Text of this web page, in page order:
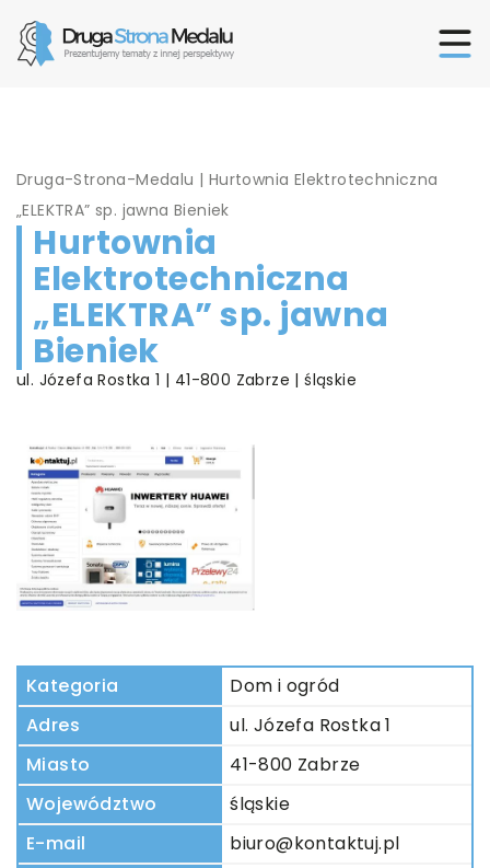
Druga-Strona-Medalu | Hurtownia Elektrotechniczna
„ELEKTRA” sp. jawna Bieniek
Hurtownia
Elektrotechniczna
„ELEKTRA” sp. jawna
Bieniek
ul. Józefa Rostka 1 | 41-800 Zabrze | śląskie
Kategoria
Dom i ogród
Adres
ul. Józefa Rostka 1
Miasto
41-800 Zabrze
Województwo
śląskie
E-mail
biuro@kontaktuj.pl